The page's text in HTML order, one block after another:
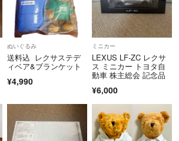
ぬいぐるみ
送料込 レクサステデ
ィベア&ブランケット
¥4,990
ミニカー
LEXUS LF-ZC レクサ
ス ミニカー トヨタ自
動車 株主総会 記念品
¥6,000